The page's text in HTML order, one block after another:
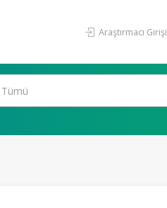
Araştırmacı Girişi